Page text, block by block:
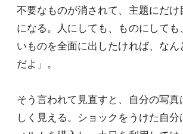
不要なものが消されて、主題にだけ
になる。人にしても、ものにしても
いものを全面に出したければ、な
だよ」。
そう言われて見直すと、自分の写真
しく見える。ショックをうけた自分